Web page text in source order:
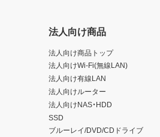
法人向け商品
法人向け商品トップ
法人向けWi-Fi(無線LAN)
法人向け有線LAN
法人向けルーター
法人向けNAS・HDD
SSD
ブルーレイ/DVD/CDドライブ